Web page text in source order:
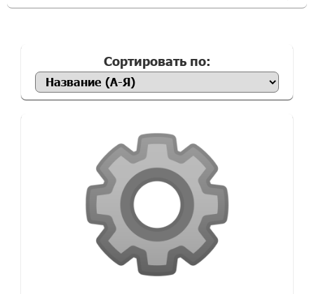
Сортировать по: